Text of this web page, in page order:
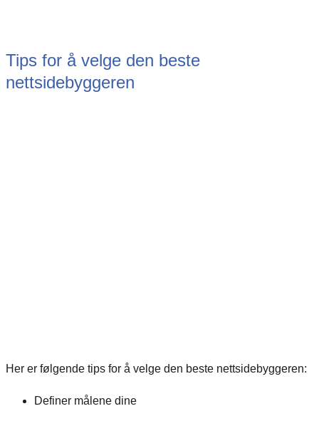
Tips for å velge den beste
nettsidebyggeren
Her er følgende tips for å velge den beste nettsidebyggeren:
Definer målene dine